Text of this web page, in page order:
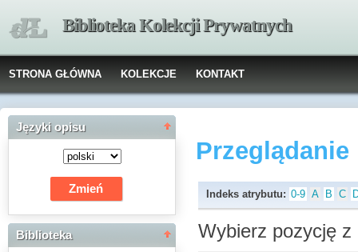
Biblioteka Kolekcji Prywatnych
STRONA GŁÓWNA KOLEKCJE KONTAKT
Języki opisu
Biblioteka
Indeks atrybutu: 0-9 A B C
Wybierz pozycję